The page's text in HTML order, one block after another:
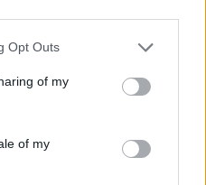
Opt Outs
of my
of my